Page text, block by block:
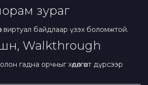
зураг
виртуал байдлаар үзэх боломжтой.
Walkthrough
гадна орчныг хөдөлгөөнт дүрсээр